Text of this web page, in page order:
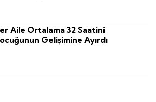
Aile Ortalama 32 Saatini
Gelişimine Ayırdı